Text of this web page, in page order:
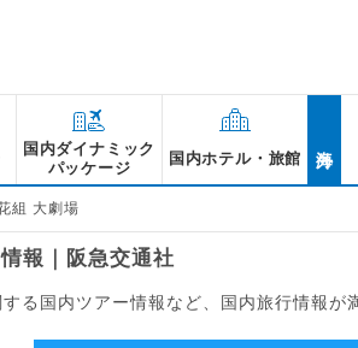
国内ダイナミック
パッケージ
国内ホテル・旅館
組 大劇場
報｜阪急交通社
る国内ツアー情報など、国内旅行情報が